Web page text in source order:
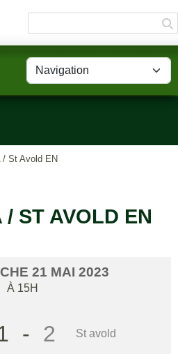
/ St Avold EN
/ ST AVOLD EN
21 MAI 2023
À 15H
- 2 St avold